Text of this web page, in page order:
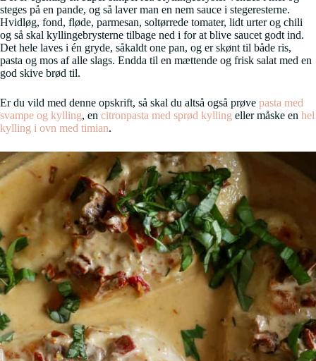
steges på en pande, og så laver man en nem sauce i stegeresterne.
Hvidløg, fond, fløde, parmesan, soltørrede tomater, lidt urter og chili
og så skal kyllingebrysterne tilbage ned i for at blive saucet godt ind.
Det hele laves i én gryde, såkaldt one pan, og er skønt til både ris,
pasta og mos af alle slags. Endda til en mættende og frisk salat med en
god skive brød til.
Er du vild med denne opskrift, så skal du altså også prøve pasta med
svampe og kylling, en citronpasta med sprød kylling eller måske en hel
kylling i ovn med timian.